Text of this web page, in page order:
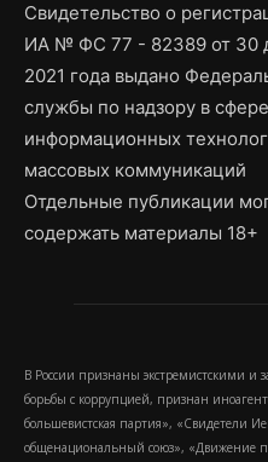
Свидетельство о
ИА № ФС 77 - 82389 от 30
2021 года выдано
службы по надзору в
информационных
массовых коммуникаций
Отдельные публикации
содержать материалы 18+
В России признаны экстремистскими
борьбы с коррупцией, признан
большевистская партия», «Свидетели
общенациональный союз», «Движение